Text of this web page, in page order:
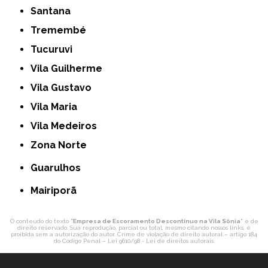
Santana
Tremembé
Tucuruvi
Vila Guilherme
Vila Gustavo
Vila Maria
Vila Medeiros
Zona Norte
Guarulhos
Mairiporã
O conteúdo do texto "Empresa de Escoramento Descontínuo na Vila Sônia" é de
direito reservado. Sua reprodução, parcial ou total, mesmo citando nossos links, é
proibida sem a autorização do autor. Crime de violação de direito autoral – artigo 184
do Código Penal – Lei 9610/98 - Lei de direitos autorais.